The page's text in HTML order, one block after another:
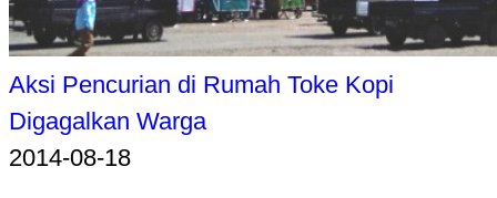
Aksi Pencurian di Rumah Toke Kopi
Digagalkan Warga
2014-08-18